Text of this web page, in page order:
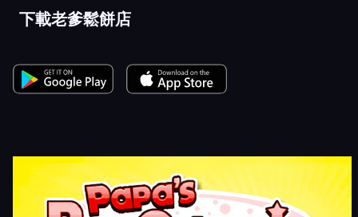
下載老爹鬆餅店